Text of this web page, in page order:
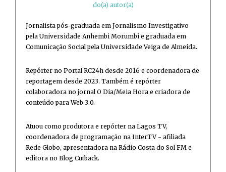
do(a) autor(a)
Jornalista pós-graduada em Jornalismo Investigativo
pela Universidade Anhembi Morumbi e graduada em
Comunicação Social pela Universidade Veiga de Almeida.
Repórter no Portal RC24h desde 2016 e coordenadora de
reportagem desde 2023. Também é repórter
colaboradora no jornal O Dia/Meia Hora e criadora de
conteúdo para Web 3.0.
Atuou como produtora e repórter na Lagos TV,
coordenadora de programação na InterTV - afiliada
Rede Globo, apresentadora na Rádio Costa do Sol FM e
editora no Blog Cutback.